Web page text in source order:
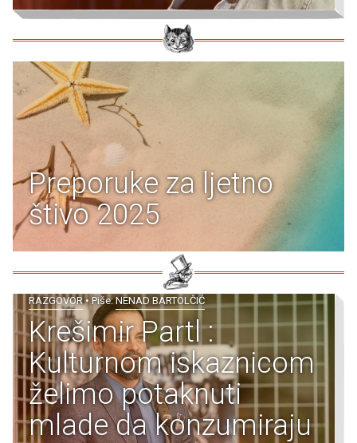
Preporuke za ljetno
štivo 2025
RAZGOVOR • Piše:NENAD BARTOLČIĆ
Krešimir Partl :
Kulturnom iskaznicom
želimo potaknuti
mlade da konzumiraju